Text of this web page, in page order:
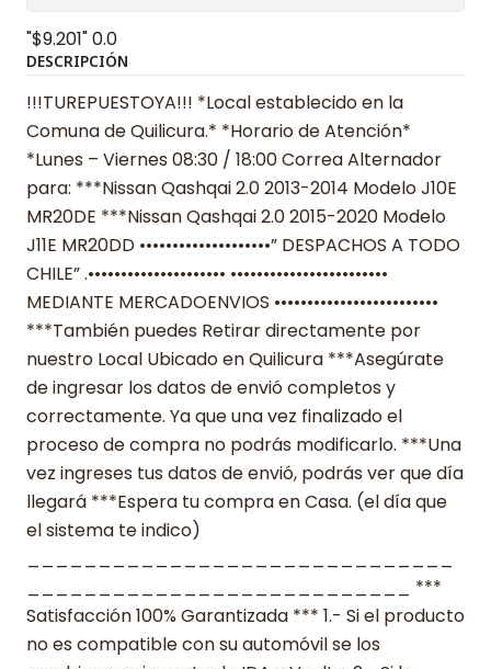
"$9.201"0.0
DESCRIPCIÓN
!!!TUREPUESTOYA!!! *Local establecido en la
Comuna de Quilicura.* *Horario de Atención*
*Lunes – Viernes 08:30 / 18:00 Correa Alternador
para: ***Nissan Qashqai 2.0 2013-2014 Modelo J10E
MR20DE ***Nissan Qashqai 2.0 2015-2020 Modelo
J11E MR20DD ••••••••••••••••••••” DESPACHOS A TODO
CHILE” .••••••••••••••••••••• ••••••••••••••••••••••••
MEDIANTE MERCADOENVIOS •••••••••••••••••••••••••
***También puedes Retirar directamente por
nuestro Local Ubicado en Quilicura ***Asegúrate
de ingresar los datos de envió completos y
correctamente. Ya que una vez finalizado el
proceso de compra no podrás modificarlo. ***Una
vez ingreses tus datos de envió, podrás ver que día
llegará ***Espera tu compra en Casa. (el día que
el sistema te indico)
___________________________ ***
Satisfacción 100% Garantizada *** 1.- Si el producto
no es compatible con su automóvil se los